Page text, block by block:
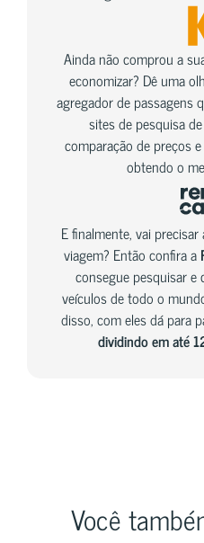
Ainda não comprou a
economizar? Dê uma
agregador de passagens
sites de pesquisa
comparação de preços
obtendo o
E finalmente, vai
viagem? Então confira a
consegue pesquisar e
veículos de todo o
disso, com eles dá para
dividindo em até
Você